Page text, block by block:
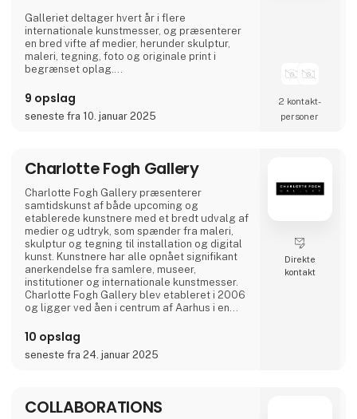
Galleriet deltager hvert år i flere
internationale kunstmesser, og præsenterer
en bred vifte af medier, herunder skulptur,
maleri, tegning, foto og originale print i
begrænset oplag.
Bruno Dahl Gallery er beliggende i Ebeltoft,
Danmark.
9 opslag
seneste fra 10. januar 2025
2 kontakt­
personer
Charlotte Fogh Gallery
Charlotte Fogh Gallery præsenterer
samtidskunst af både upcoming og
etablerede kunstnere med et bredt udvalg af
medier og udtryk, som spænder fra maleri,
skulptur og tegning til installation og digital
kunst. Kunstnere har alle opnået signifikant
anerkendelse fra samlere, museer,
institutioner og internationale kunstmesser.
Charlotte Fogh Gallery blev etableret i 2006
og ligger ved åen i centrum af Aarhus i en
udstillinger om året og har en eksklusiv
webshop med både originale værker og
editioner.
10 opslag
seneste fra 24. januar 2025
Direkte
kontakt
COLLABORATIONS